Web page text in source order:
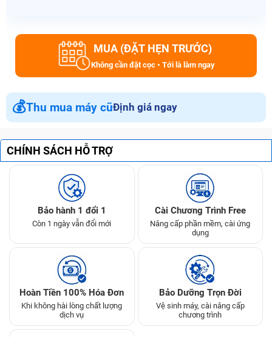
MUA (ĐẶT HẸN TRƯỚC)
Không cần đặt cọc • Tới là làm ngay
💰Thu mua máy cũĐịnh giá ngay
CHÍNH SÁCH HỖ TRỢ
Bảo hành 1 đổi 1
Còn 1 ngày vẫn đổi mới
Cài Chương Trình Free
Nâng cấp phần mềm, cài ứng
dụng
Hoàn Tiền 100% Hóa Đơn
Khi không hài lòng chất lượng
dịch vụ
Bảo Dưỡng Trọn Đời
Vệ sinh máy, cài nâng cấp
chương trình